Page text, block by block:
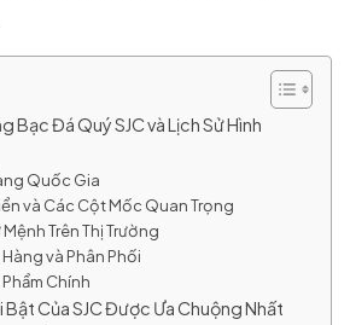
Bạc Đá Quý SJC và Lịch Sử Hình
Quốc Gia
và Các Cột Mốc Quan Trọng
Mệnh Trên Thị Trường
và Phân Phối
Chính
Bật Của SJC Được Ưa Chuộng Nhất